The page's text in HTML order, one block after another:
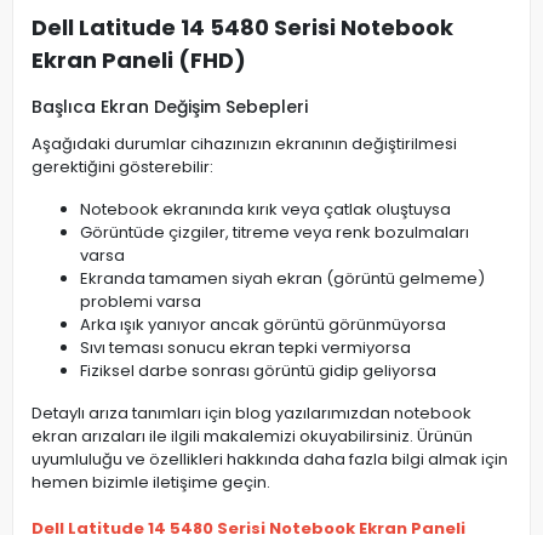
Dell Latitude 14 5480 Serisi Notebook
Ekran Paneli (FHD)
Başlıca Ekran Değişim Sebepleri
Aşağıdaki durumlar cihazınızın ekranının değiştirilmesi
gerektiğini gösterebilir:
Notebook ekranında kırık veya çatlak oluştuysa
Görüntüde çizgiler, titreme veya renk bozulmaları
varsa
Ekranda tamamen siyah ekran (görüntü gelmeme)
problemi varsa
Arka ışık yanıyor ancak görüntü görünmüyorsa
Sıvı teması sonucu ekran tepki vermiyorsa
Fiziksel darbe sonrası görüntü gidip geliyorsa
Detaylı arıza tanımları için blog yazılarımızdan notebook
ekran arızaları ile ilgili makalemizi okuyabilirsiniz. Ürünün
uyumluluğu ve özellikleri hakkında daha fazla bilgi almak için
hemen bizimle iletişime geçin.
Dell Latitude 14 5480 Serisi Notebook Ekran Paneli